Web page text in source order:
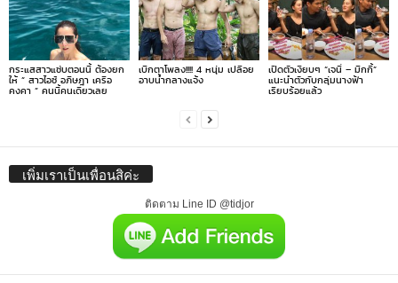
กระแสสาวแซ่บตอนนี้ ต้องยก
ให้ ” สาวไอซ์ อภิษฎา เครือ
คงคา ” คนนี้คนเดียวเลย
เบิกตาโพลง!!!! 4 หนุ่ม เปลือย
อาบน้ำกลางแจ้ง
เปิดตัวเงียบๆ “เจนี่ – มิกกี้”
แนะนำตัวกับกลุ่มนางฟ้า
เรียบร้อยแล้ว
เพิ่มเราเป็นเพื่อนสิค่ะ
ติดตาม Line ID @tidjor